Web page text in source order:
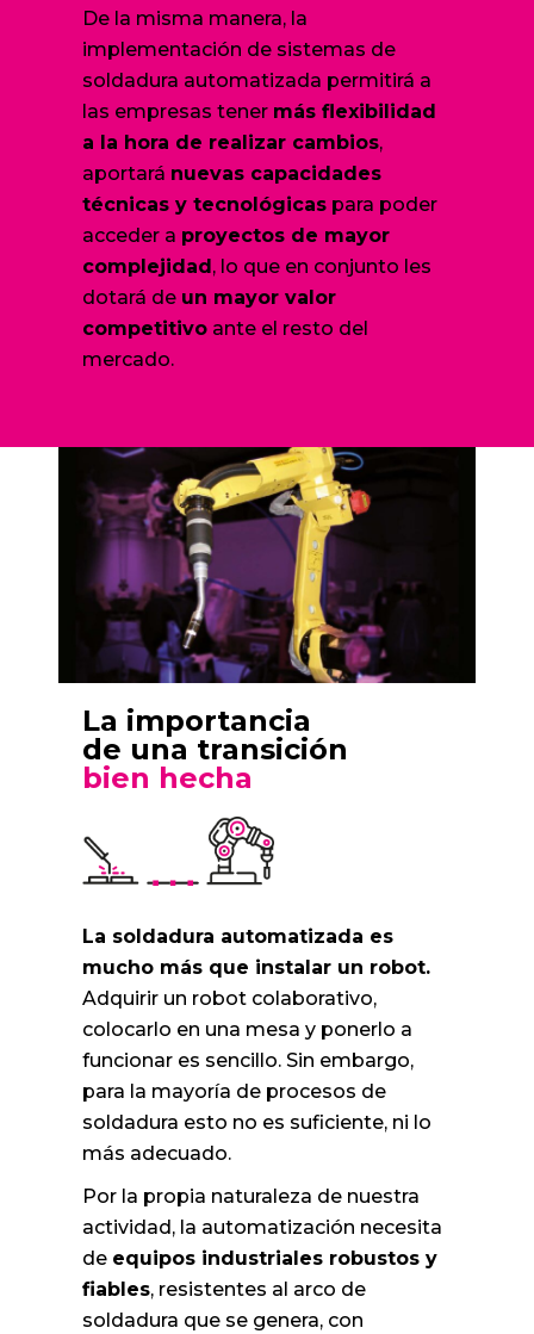
De la misma manera, la
implementación de sistemas de
soldadura automatizada permitirá a
las empresas tener más flexibilidad
a la hora de realizar cambios,
aportará nuevas capacidades
técnicas y tecnológicas para poder
acceder a proyectos de mayor
complejidad, lo que en conjunto les
dotará de un mayor valor
competitivo ante el resto del
mercado.
La importancia
de una transición
bien hecha
La soldadura automatizada es
mucho más que instalar un robot.
Adquirir un robot colaborativo,
colocarlo en una mesa y ponerlo a
funcionar es sencillo. Sin embargo,
para la mayoría de procesos de
soldadura esto no es suficiente, ni lo
más adecuado.
Por la propia naturaleza de nuestra
actividad, la automatización necesita
de equipos industriales robustos y
fiables, resistentes al arco de
soldadura que se genera, con